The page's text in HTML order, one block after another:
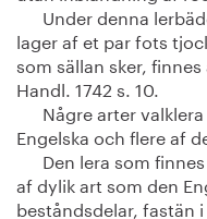
Under denna
lager af et par fots
som sällan sker,
Handl. 1742 s. 10.
Någre arter valklera
Engelska och flere af
Den lera som
af dylik art som den
beståndsdelar, fastän